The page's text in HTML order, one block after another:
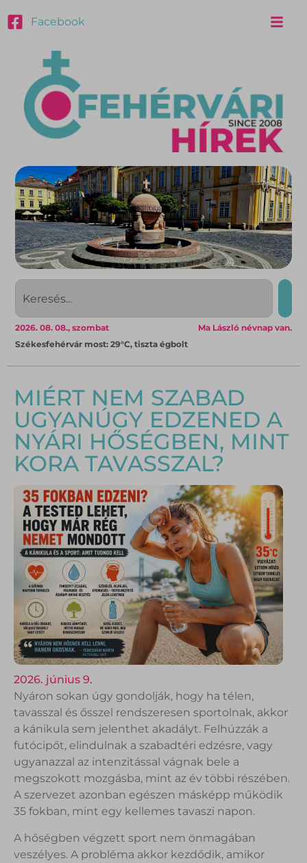
Facebook
Ma László névnap van.
2026. 08. 08., szombat
Székesfehérvár most: 29°C, tiszta égbolt
MIÉRT NEM SZABAD
UGYANÚGY EDZENED A
NYÁRI HŐSÉGBEN, MINT
KORA TAVASSZAL?
2026. június 9.
Nyáron sokan úgy gondolják, hogy ha télen,
tavasszal és ősszel rendszeresen sportolnak, akkor
a kánikula sem jelenthet akadályt. Felhúzzák a
futócipőt, elindulnak a szabadtéri edzésre, vagy
ugyanazzal az intenzitással vágnak bele a
megszokott mozgásba, mint az év többi részében.
A szervezet azonban egészen másképp működik
35 fokban, mint egy kellemes tavaszi napon.
A hőségben végzett sport nem önmagában
veszélyes. A probléma akkor kezdődik, amikor